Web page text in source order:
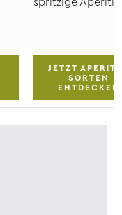
JETZT
SORTEN
ENTDECKEN